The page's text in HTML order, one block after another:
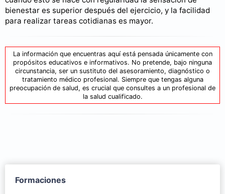
bienestar es superior después del ejercicio, y la facilidad
para realizar tareas cotidianas es mayor.
La información que encuentras aquí está pensada únicamente con
propósitos educativos e informativos. No pretende, bajo ninguna
circunstancia, ser un sustituto del asesoramiento, diagnóstico o
tratamiento médico profesional. Siempre que tengas alguna
preocupación de salud, es crucial que consultes a un profesional de
la salud cualificado.
Formaciones